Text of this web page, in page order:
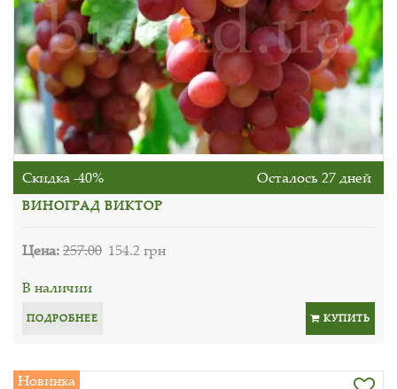
Скидка -40% Осталось 27 дней
ВИНОГРАД ВИКТОР
Цена:257.00 154.2 грн
В наличии
ПОДРОБНЕЕ КУПИТЬ
Новинка